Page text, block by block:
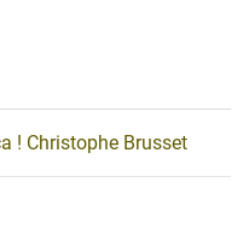
! Christophe Brusset